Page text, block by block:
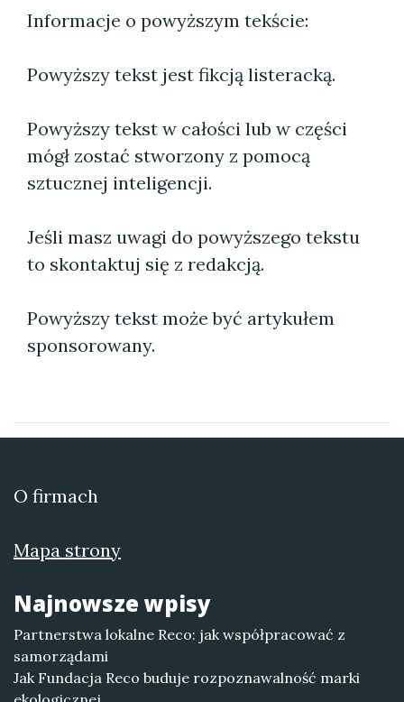
Informacje o powyższym tekście:
Powyższy tekst jest fikcją listeracką.
Powyższy tekst w całości lub w części
mógł zostać stworzony z pomocą
sztucznej inteligencji.
Jeśli masz uwagi do powyższego tekstu
to skontaktuj się z redakcją.
Powyższy tekst może być artykułem
sponsorowany.
O firmach
Mapa strony
Najnowsze wpisy
Partnerstwa lokalne Reco: jak współpracować z
samorządami
Jak Fundacja Reco buduje rozpoznawalność marki